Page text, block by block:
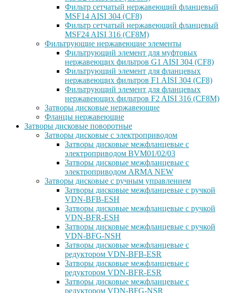
Фильтр сетчатый нержавеющий фланцевый
MSF14 AISI 304 (CF8)
Фильтр сетчатый нержавеющий фланцевый
MSF24 AISI 316 (CF8M)
Фильтрующие нержавеющие элементы
Фильтрующий элемент для муфтовых
нержавеющих фильтров G1 AISI 304 (CF8)
Фильтрующий элемент для фланцевых
нержавеющих фильтров F1 AISI 304 (CF8)
Фильтрующий элемент для фланцевых
нержавеющих фильтров F2 AISI 316 (CF8M)
Затворы дисковые нержавеющие
Фланцы нержавеющие
Затворы дисковые поворотные
Затворы дисковые с электроприводом
Затворы дисковые межфланцевые с
электроприводом BVM01/02/03
Затворы дисковые межфланцевые с
электроприводом ARMA NEW
Затворы дисковые с ручным управлением
Затворы дисковые межфланцевые с ручкой
VDN-BFB-ESH
Затворы дисковые межфланцевые с ручкой
VDN-BFR-ESH
Затворы дисковые межфланцевые с ручкой
VDN-BFG-NSH
Затворы дисковые межфланцевые с
редуктором VDN-BFB-ESR
Затворы дисковые межфланцевые с
редуктором VDN-BFR-ESR
Затворы дисковые межфланцевые с
редуктором VDN-BFG-NSR